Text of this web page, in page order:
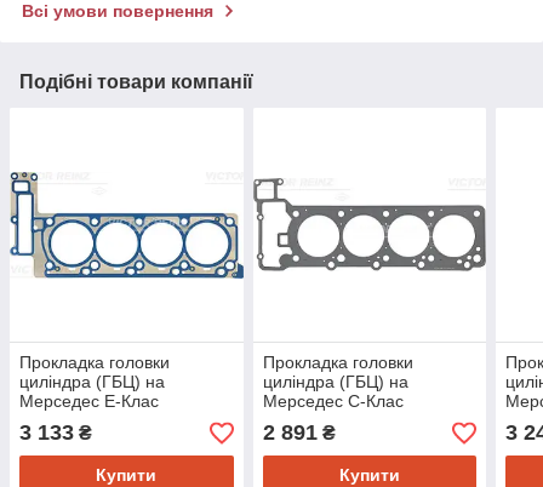
Всі умови повернення
Подібні товари компанії
Прокладка головки
циліндра (ГБЦ) на
Мерседес E-Клас
(Mercedes E-Class W124,
W210, W211, W212, S-
Class
3 133 ₴
Купити
Прокладка головки
циліндра (ГБЦ) на
Мерседес C-Клас
(Mercedes C-Class W202,
W203, W204, E-Class
2 891₴
Купити
3